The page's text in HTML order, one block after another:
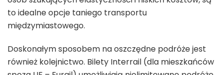
to idealne opcje taniego transportu
międzymiastowego.
Doskonałym sposobem na oszczędne podróże jest
również kolejnictwo. Bilety Interrail (dla mieszkańców